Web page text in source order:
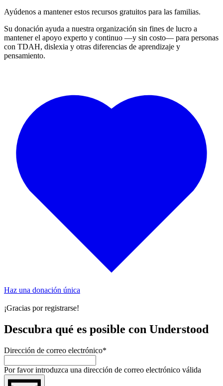
Ayúdenos a mantener estos recursos gratuitos para las familias.
Su donación ayuda a nuestra organización sin fines de lucro a
mantener el apoyo experto y continuo —y sin costo— para personas
con TDAH, dislexia y otras diferencias de aprendizaje y
pensamiento.
Haz una donación única
¡Gracias por registrarse!
Descubra qué es posible con Understood
Dirección de correo electrónico*
Por favor introduzca una dirección de correo electrónico válida